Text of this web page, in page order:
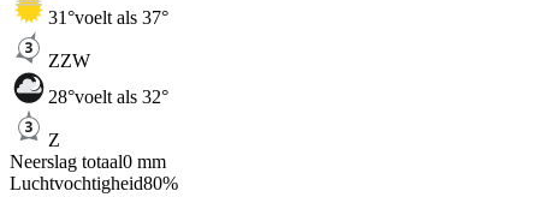
31°voelt als 37°
ZZW
28°voelt als 32°
Z
Neerslag totaal0 mm
Luchtvochtigheid80%